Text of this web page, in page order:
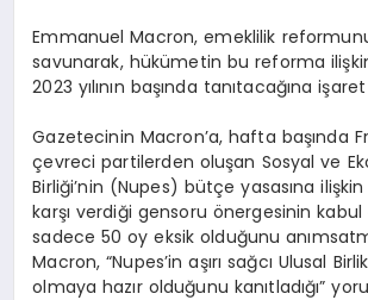
Emmanuel Macron, emeklilik
savunarak, hükümetin bu reforma ilişkin
2023 yılının başında tanıtacağına
Gazetecinin Macron’a, hafta başında
çevreci partilerden oluşan Sosyal ve
Birliği’nin (Nupes) bütçe yasasına
karşı verdiği gensoru önergesinin
sadece 50 oy eksik olduğunu
Macron, “Nupes’in aşırı sağcı Ulusal
olmaya hazır olduğunu kanıtladığı”